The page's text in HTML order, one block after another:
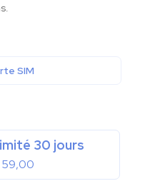
SIM
30 jours